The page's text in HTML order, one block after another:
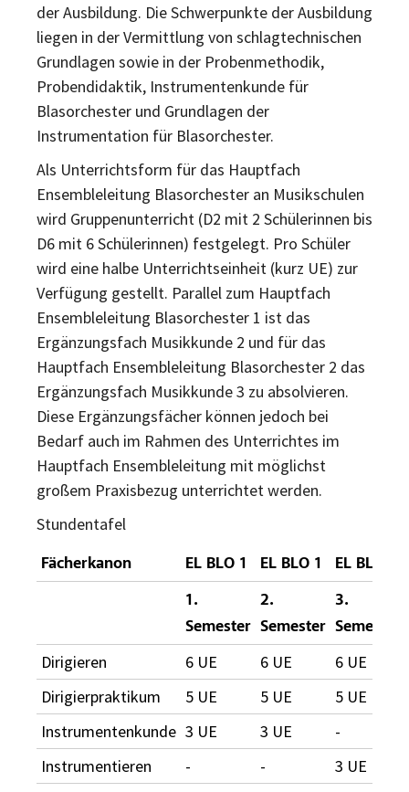
der Ausbildung. Die Schwerpunkte der Ausbildung
liegen in der Vermittlung von schlagtechnischen
Grundlagen sowie in der Probenmethodik,
Probendidaktik, Instrumentenkunde für
Blasorchester und Grundlagen der
Instrumentation für Blasorchester.
Als Unterrichtsform für das Hauptfach
Ensembleleitung Blasorchester an Musikschulen
wird Gruppenunterricht (D2 mit 2 Schülerinnen bis
D6 mit 6 Schülerinnen) festgelegt. Pro Schüler
wird eine halbe Unterrichtseinheit (kurz UE) zur
Verfügung gestellt. Parallel zum Hauptfach
Ensembleleitung Blasorchester 1 ist das
Ergänzungsfach Musikkunde 2 und für das
Hauptfach Ensembleleitung Blasorchester 2 das
Ergänzungsfach Musikkunde 3 zu absolvieren.
Diese Ergänzungsfächer können jedoch bei
Bedarf auch im Rahmen des Unterrichtes im
Hauptfach Ensembleleitung mit möglichst
großem Praxisbezug unterrichtet werden.
Stundentafel
Fächerkanon EL BLO 1 EL BLO 1 EL BLO 2
1.
Semester
2.
Semester
3.
Semester
Dirigieren 6 UE 6 UE
6 UE
Dirigierpraktikum
5 UE 5 UE
5 UE
Instrumentenkunde 3 UE 3 UE
-
Instrumentieren
- -
3 UE